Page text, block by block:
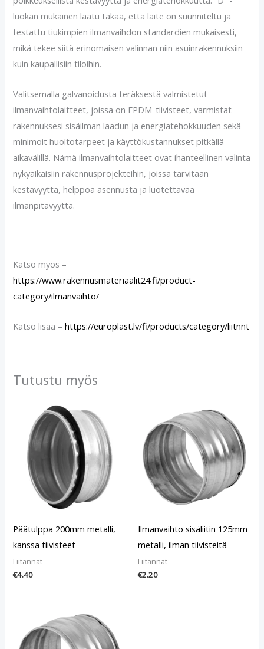
luokan mukainen laatu takaa, että laite on suunniteltu ja
testattu tiukimpien ilmanvaihdon standardien mukaisesti,
mikä tekee siitä erinomaisen valinnan niin asuinrakennuksiin
kuin kaupallisiin tiloihin.
Valitsemalla galvanoidusta teräksestä valmistetut
ilmanvaihtolaitteet, joissa on EPDM-tiivisteet, varmistat
rakennuksesi sisäilman laadun ja energiatehokkuuden sekä
minimoit huoltotarpeet ja käyttökustannukset pitkällä
aikavälillä. Nämä ilmanvaihtolaitteet ovat ihanteellinen valinta
nykyaikaisiin rakennusprojekteihin, joissa tarvitaan
kestävyyttä, helppoa asennusta ja luotettavaa
ilmanpitävyyttä.
Katso myös –
https://www.rakennusmateriaalit24.fi/product-
category/ilmanvaihto/
Katso lisää –https://europlast.lv/fi/products/category/liitnnt
Tutustu myös
Päätulppa 200mm metalli,
kanssa tiivisteet
Liitännät
€4.40
Ilmanvaihto sisäliitin 125mm
metalli, ilman tiivisteitä
Liitännät
€2.20